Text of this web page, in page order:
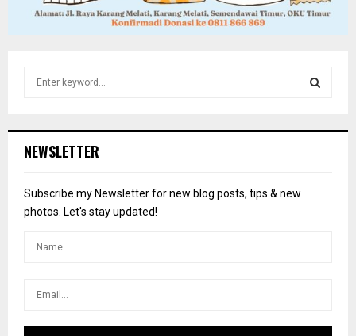
h
o
r
NEWSLETTER
Subscribe my Newsletter for new blog posts, tips & new
photos. Let's stay updated!